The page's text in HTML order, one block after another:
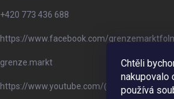
Chtěli
nakupovalo
používá
+420 773 436 688
https://www.facebook.com/
grenze.markt
https://www.youtube.com/@GrenzeMarkt